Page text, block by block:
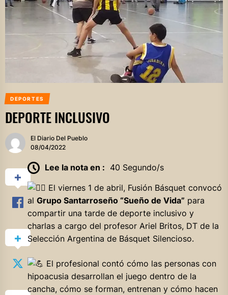
DEPORTES
DEPORTE INCLUSIVO
El Diario Del Pueblo
08/04/2022
Lee la nota en : 40 Segundo/s
El viernes 1 de abril, Fusión Básquet convocó
al Grupo Santarroseño “Sueño de Vida” para
compartir una tarde de deporte inclusivo y
charlas a cargo del profesor Ariel Britos, DT de la
Selección Argentina de Básquet Silencioso.
El profesional contó cómo las personas con
hipoacusia desarrollan el juego dentro de la
cancha, cómo se forman, entrenan y cómo hacen